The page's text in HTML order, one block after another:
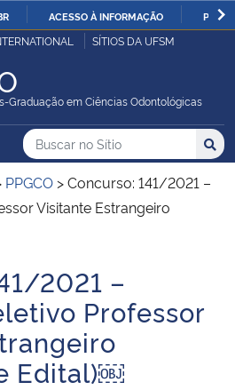
IR
ACESSO À INFORMAÇÃO
Pública
e Abastecimento
SÍTIOS DA UFSM
Graduação em Ciências Odontológicas
do Sítio
Busca
Buscar no no Sítio
Busca:
PPGCO >Concurso: 141/2021 –
Visitante Estrangeiro
2021 –
Professor
Edital)￼